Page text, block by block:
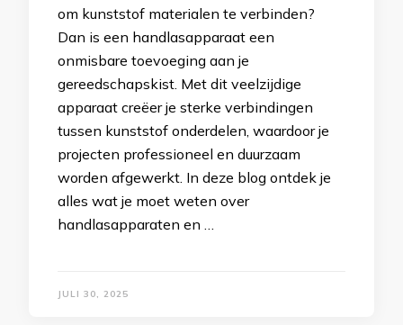
om kunststof materialen te verbinden?
Dan is een handlasapparaat een
onmisbare toevoeging aan je
gereedschapskist. Met dit veelzijdige
apparaat creëer je sterke verbindingen
tussen kunststof onderdelen, waardoor je
projecten professioneel en duurzaam
worden afgewerkt. In deze blog ontdek je
alles wat je moet weten over
handlasapparaten en …
JULI 30, 2025